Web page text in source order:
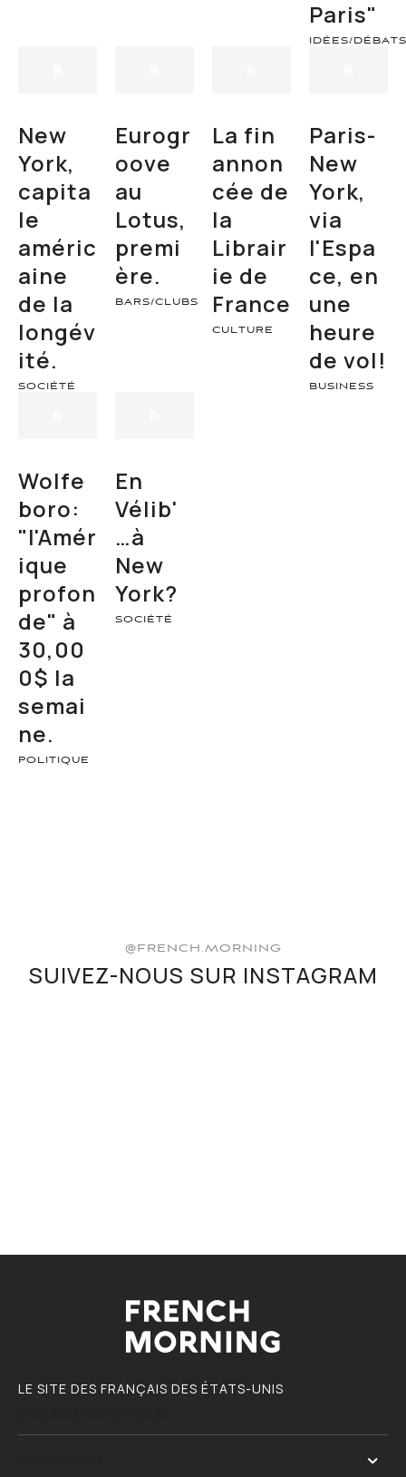
Paris"
IDÉES/DÉBATS
New
York,
capita
le
améric
aine
de la
longév
ité.
SOCIÉTÉ
Eurogr
oove
au
Lotus,
premi
ère.
BARS/CLUBS
La fin
annon
cée de
la
Librair
ie de
France
CULTURE
Paris-
New
York,
via
l'Espa
ce, en
une
heure
de vol!
BUSINESS
Wolfe
boro:
"l'Amér
ique
profon
de" à
30,00
0$ la
semai
ne.
POLITIQUE
En
Vélib'
…à
New
York?
SOCIÉTÉ
@FRENCH.MORNING
SUIVEZ-NOUS SUR INSTAGRAM
LE SITE DES FRANÇAIS DES ÉTATS-UNIS